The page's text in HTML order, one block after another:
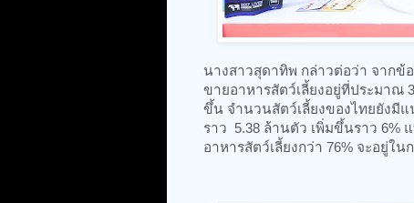
นางสาวสุดาทิพ กล่าวต่อว่า จากข้
ขายอาหารสัตว์เลี้ยงอยู่ที่ประมาณ
ขึ้น จำนวนสัตว์เลี้ยงของไทยยังมีแ
ราว 5.38 ล้านตัว เพิ่มขึ้นราว 6%
อาหารสัตว์เลี้ยงกว่า 76% จะอยู่ใ